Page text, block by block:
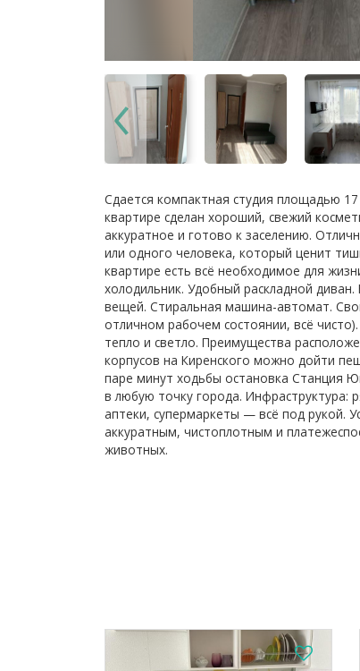
Сдается компактная студия площадью
квартире сделан хороший, свежий
аккуратное и готово к заселению.
или одного человека, который ценит
квартире есть всё необходимое для
холодильник. Удобный раскладной
вещей. Стиральная машина-автомат.
отличном рабочем состоянии, всё
тепло и светло. Преимущества
корпусов на Киренского можно дойти
паре минут ходьбы остановка Станция
в любую точку города. Инфраструктура:
аптеки, супермаркеты — всё под рукой.
аккуратным, чистоплотным и
животных.